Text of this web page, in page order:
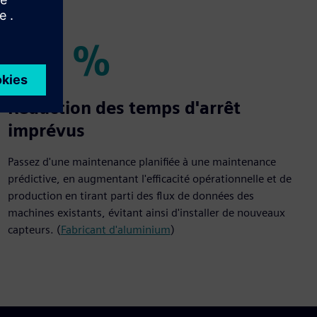
20 %
20 %
Réduction des temps d'arrêt
imprévus
Passez d'une maintenance planifiée à une maintenance
prédictive, en augmentant l'efficacité opérationnelle et de
production en tirant parti des flux de données des
machines existants, évitant ainsi d'installer de nouveaux
capteurs. (Fabricant d'aluminium)